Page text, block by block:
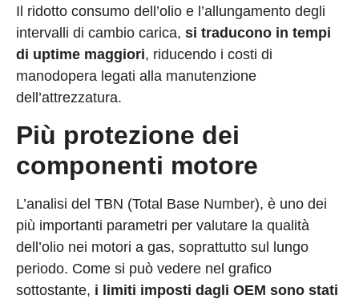
Il ridotto consumo dell’olio e l’allungamento degli
intervalli di cambio carica, si traducono in tempi
di uptime maggiori, riducendo i costi di
manodopera legati alla manutenzione
dell’attrezzatura.
Più protezione dei
componenti motore
L’analisi del TBN (Total Base Number), è uno dei
più importanti parametri per valutare la qualità
dell’olio nei motori a gas, soprattutto sul lungo
periodo. Come si può vedere nel grafico
sottostante, i limiti imposti dagli OEM sono stati